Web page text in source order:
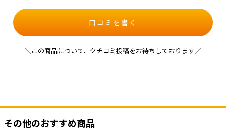
口コミを書く
＼この商品について、クチコミ投稿をお待ちしております／
その他のおすすめ商品